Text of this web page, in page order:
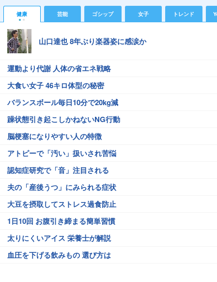
健康 芸能 ゴシップ 女子 トレンド
山口達也 8年ぶり楽器姿に感涙か
運動より代謝 人体の省エネ戦略
大食い女子 46キロ体型の秘密
バランスボール毎日10分で20kg減
躁状態引き起こしかねないNG行動
脳梗塞になりやすい人の特徴
アトピーで「汚い」扱いされ苦悩
認知症研究で「音」注目される
夫の「産後うつ」にみられる症状
大豆を摂取してストレス過食防止
1日10回 お腹引き締まる簡単習慣
太りにくいアイス 栄養士が解説
血圧を下げる飲みもの 選び方は